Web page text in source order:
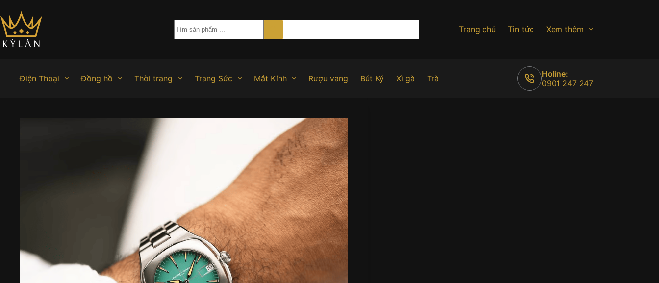
đến
phần
nội
dung
Trang chủ Tin tức Xem thêm
Điện Thoại Đồng hồ Thời trang Trang Sức Mắt Kính Rượu vang Bút Ký Xì gà Trà
Holine:
0901 247 247